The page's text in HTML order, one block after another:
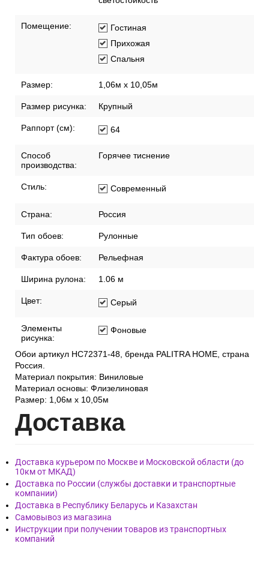
Помещение:
Гостиная
Прихожая
Спальня
Размер: 1,06м х 10,05м
Размер рисунка: Крупный
Раппорт (см): 64
Способ
производства:
Горячее тиснение
Стиль: Современный
Страна: Россия
Тип обоев: Рулонные
Фактура обоев: Рельефная
Ширина рулона: 1.06 м
Цвет: Серый
Элементы
рисунка:
Фоновые
Обои артикул HC72371-48, бренда PALITRA HOME, страна
Россия.
Материал покрытия: Виниловые
Материал основы: Флизелиновая
Размер: 1,06м х 10,05м
Доставка
Доставка курьером по Москве и Московской области (до
10км от МКАД)
Доставка по России (службы доставки и транспортные
компании)
Доставка в Республику Беларусь и Казахстан
Самовывоз из магазина
Инструкции при получении товаров из транспортных
компаний